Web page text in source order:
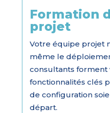
Formation
projet
Votre équipe projet
même le
consultants forment
fonctionnalités clés
de configuration
départ.